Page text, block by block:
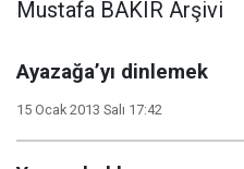
Mustafa BAKIR Arşivi
Ayazağa’yı dinlemek
15 Ocak 2013 Salı 17:42